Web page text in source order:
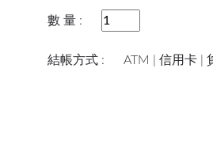
數 量 :
結帳方式 : ATM | 信用卡 |